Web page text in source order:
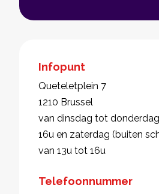
Infopunt
Queteletplein 7
1210 Brussel
van dinsdag tot
16u en zaterdag (buiten
van 13u tot 16u
Telefoonnummer